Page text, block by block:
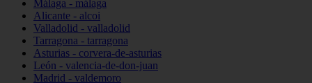
Málaga - málaga
Alicante - alcoi
Valladolid - valladolid
Tarragona - tarragona
Asturias - corvera-de-asturias
León - valencia-de-don-juan
Madrid - valdemoro